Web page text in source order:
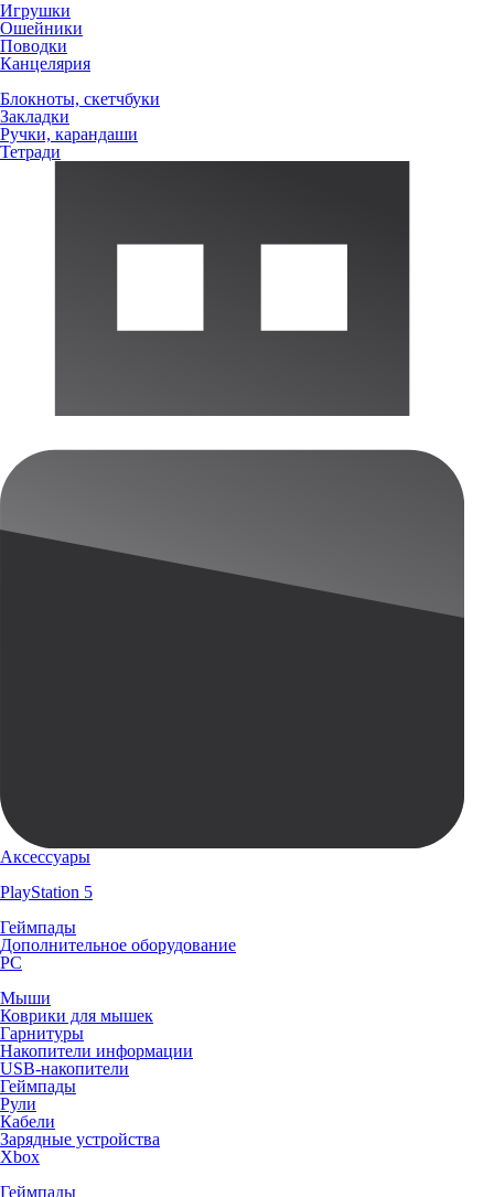
Игрушки
Ошейники
Поводки
Канцелярия
Блокноты, скетчбуки
Закладки
Ручки, карандаши
Тетради
Аксессуары
PlayStation 5
Геймпады
Дополнительное оборудование
PC
Мыши
Коврики для мышек
Гарнитуры
Накопители информации
USB-накопители
Геймпады
Рули
Кабели
Зарядные устройства
Xbox
Геймпады